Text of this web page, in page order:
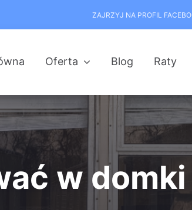
ZAJRZYJ NA PROFIL
Oferta Blog Raty
w domki